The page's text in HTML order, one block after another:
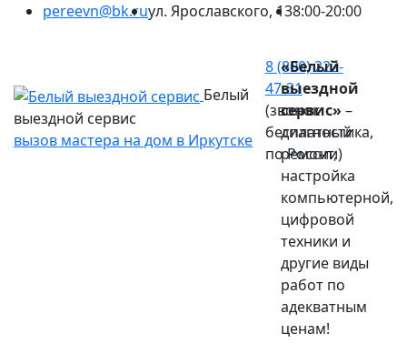
pereevn@bk.ruул. Ярославского, 138:00-20:00
Белый
выездной сервис
вызов мастера на дом в Иркутске
8 (800) 222-
47-31
(звонок
бесплатный
по России)
«Белый
выездной
сервис» –
диагностика,
ремонт,
настройка
компьютерной,
цифровой
техники и
другие виды
работ по
адекватным
ценам!